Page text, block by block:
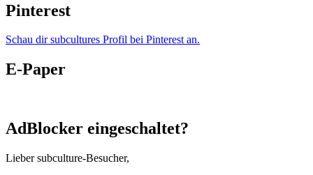
Pinterest
Schau dir subcultures Profil bei Pinterest an.
E-Paper
AdBlocker eingeschaltet?
Lieber subculture-Besucher,